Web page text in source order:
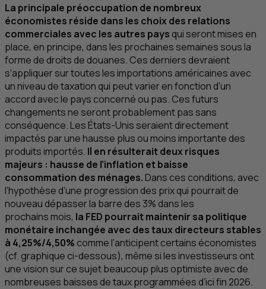
La principale préoccupation de nombreux
économistes réside dans les choix des relations
commerciales avec les autres pays qui seront mises en
place, en principe, dans les prochaines semaines sous la
forme de droits de douanes. Ces derniers devraient
s’appliquer sur toutes les importations américaines avec
un niveau de taxation qui peut varier en fonction d’un
accord avec le pays concerné ou pas. Ces futurs
changements ne seront probablement pas sans
conséquence. Les États-Unis seraient directement
impactés par une hausse plus ou moins importante des
produits importés. Il en résulterait deux risques
majeurs : hausse de l’inflation et baisse
consommation des ménages. Dans ces conditions, avec
l’hypothèse d’une progression des prix qui pourrait de
nouveau dépasser la barre des 3% dans les
prochains mois, la FED pourrait maintenir sa politique
monétaire inchangée avec des taux directeurs stables
à 4,25%/4,50% comme l’anticipent certains économistes
(cf. graphique ci-dessous), même si les investisseurs ont
une vision sur ce sujet beaucoup plus optimiste avec de
nombreuses baisses de taux programmées d’ici fin 2026.